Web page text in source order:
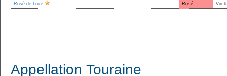
Rosé de Loire
Rosé Vin
Appellation Touraine